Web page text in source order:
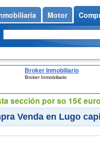
Broker Inmobiliario
Broker Inmobiliario
Venda en Lugo
Motor
sección por so 15€